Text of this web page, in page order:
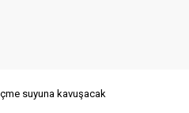
suyuna kavuşacak